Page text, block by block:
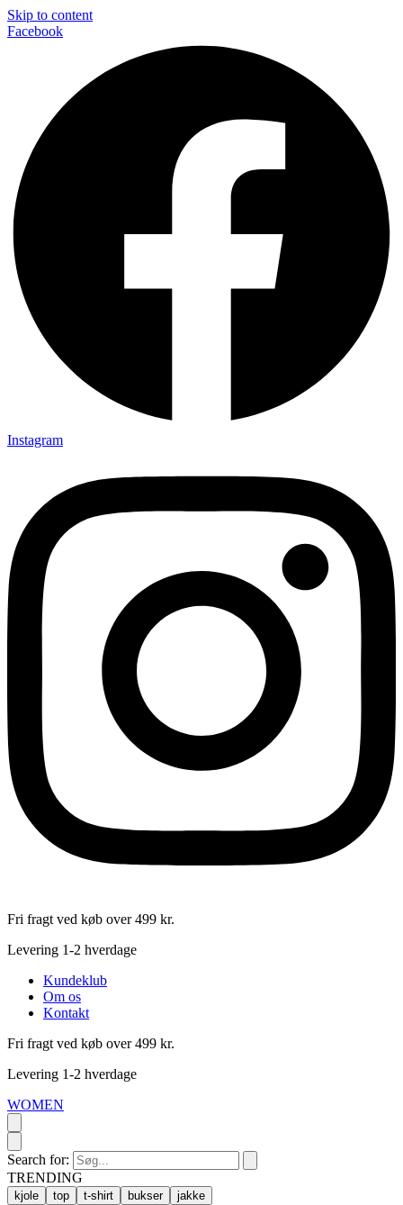
Skip to content
Facebook
Instagram
Fri fragt ved køb over 499 kr.
Levering 1-2 hverdage
Kundeklub
Om os
Kontakt
Fri fragt ved køb over 499 kr.
Levering 1-2 hverdage
WOMEN
Search for:
TRENDING
kjole top t-shirt bukser jakke